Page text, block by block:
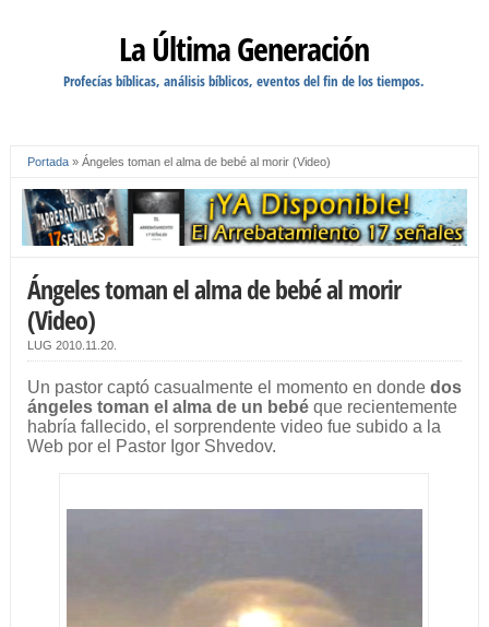
La Última Generación
Profecías bíblicas, análisis bíblicos, eventos del fin de los tiempos.
Portada» Ángeles toman el alma de bebé al morir (Video)
Ángeles toman el alma de bebé al morir
(Video)
LUG 2010.11.20.
Un pastor captó casualmente el momento en donde dos
ángeles toman el alma de un bebéque recientemente
habría fallecido, el sorprendente video fue subido a la
Web por el Pastor Igor Shvedov.